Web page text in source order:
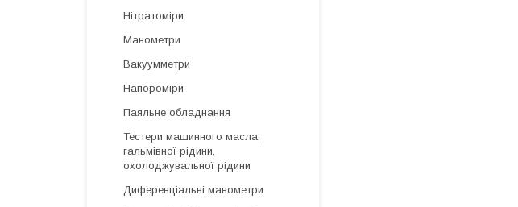
Нітратоміри
Манометри
Вакуумметри
Напороміри
Паяльне обладнання
Тестери машинного масла,
гальмівної рідини,
охолоджувальної рідини
Диференціальні манометри